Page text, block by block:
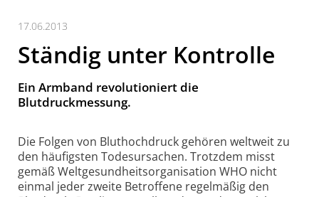
17.06.2013
Ständig unter Kontrolle
Ein Armband revolutioniert die
Blutdruckmessung.
Die Folgen von Bluthochdruck gehören weltweit zu
den häufigsten Todesursachen. Trotzdem misst
gemäß Weltgesundheitsorganisation WHO nicht
einmal jeder zweite Betroffene regelmäßig den